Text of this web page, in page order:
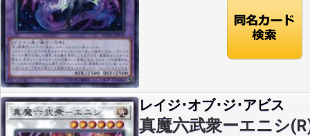
レイジ･オブ･ジ･アビス
真魔六武衆ーエニシ